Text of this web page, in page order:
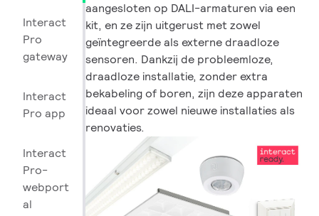
Interact
Pro
gateway
Interact
Pro app
Interact
Pro-
webport
al
aangesloten op DALI-armaturen via een
kit, en ze zijn uitgerust met zowel
geïntegreerde als externe draadloze
sensoren. Dankzij de probleemloze,
draadloze installatie, zonder extra
bekabeling of boren, zijn deze apparaten
ideaal voor zowel nieuwe installaties als
renovaties.